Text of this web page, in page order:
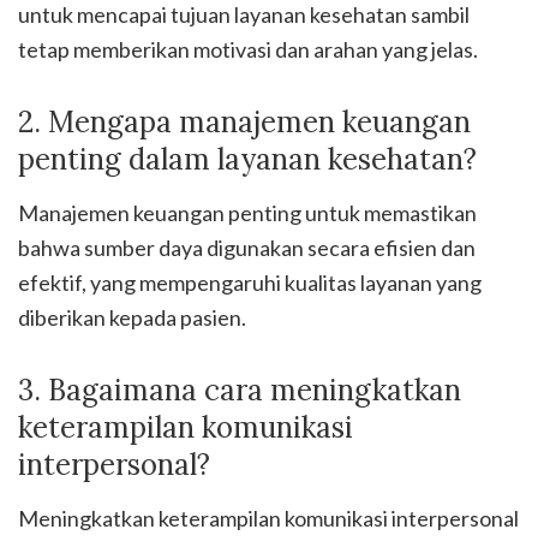
untuk mencapai tujuan layanan kesehatan sambil
tetap memberikan motivasi dan arahan yang jelas.
2. Mengapa manajemen keuangan
penting dalam layanan kesehatan?
Manajemen keuangan penting untuk memastikan
bahwa sumber daya digunakan secara efisien dan
efektif, yang mempengaruhi kualitas layanan yang
diberikan kepada pasien.
3. Bagaimana cara meningkatkan
keterampilan komunikasi
interpersonal?
Meningkatkan keterampilan komunikasi interpersonal